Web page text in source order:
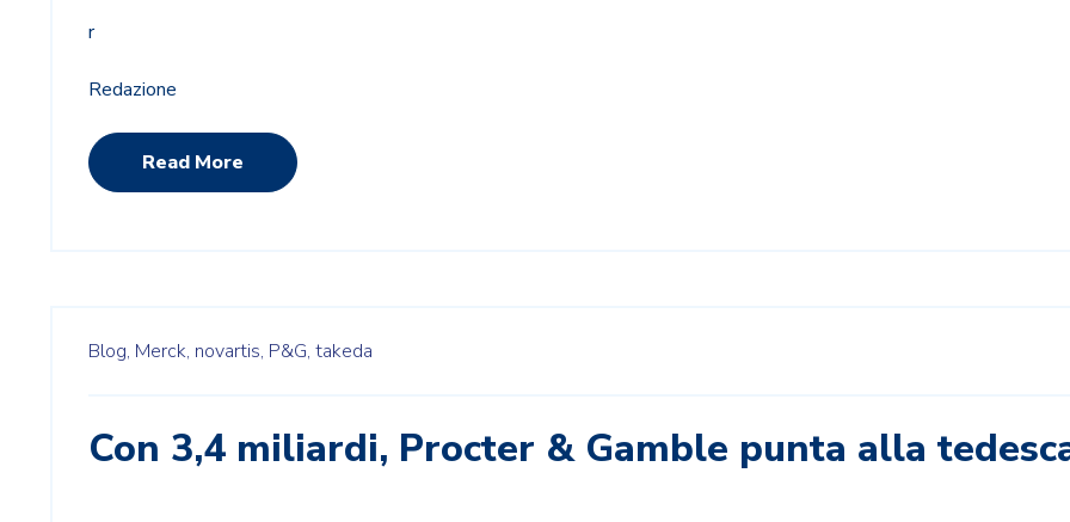
r
Redazione
Read More
Blog, Merck, novartis, P&G, takeda
Con 3,4 miliardi, Procter & Gamble punta alla